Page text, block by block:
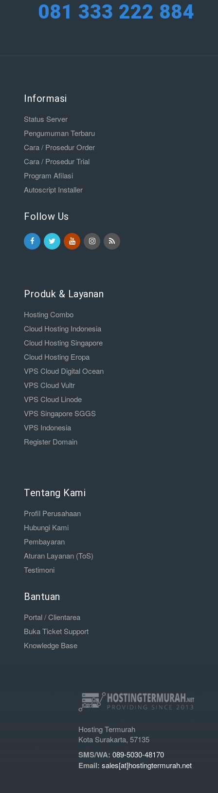
081 333 222 884
Informasi
Status Server
Pengumuman Terbaru
Cara / Prosedur Order
Cara / Prosedur Trial
Program Afilasi
Autoscript Installer
Follow Us
Produk & Layanan
Hosting Combo
Cloud Hosting Indonesia
Cloud Hosting Singapore
Cloud Hosting Eropa
VPS Cloud Digital Ocean
VPS Cloud Vultr
VPS Cloud Linode
VPS Singapore SGGS
VPS Indonesia
Register Domain
Tentang Kami
Profil Perusahaan
Hubungi Kami
Pembayaran
Aturan Layanan (ToS)
Testimoni
Bantuan
Portal / Clientarea
Buka Ticket Support
Knowledge Base
Hosting Termurah
Kota Surakarta, 57135
SMS/WA: 089-5030-48170
Email: sales[at]hostingtermurah.net